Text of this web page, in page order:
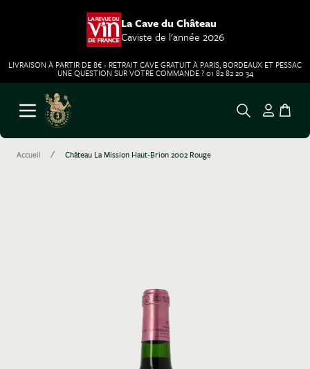
La Cave du Château
Caviste de l'année 2026
LIVRAISON À PARTIR DE 8€ - RETRAIT CAVE GRATUIT À PARIS, BORDEAUX ET PESSAC
UNE QUESTION SUR VOTRE COMMANDE ? 01 82 82 20 34
Aller au contenu
Ouvrir le menu
Accueil / Château La Mission Haut-Brion 2002 Rouge